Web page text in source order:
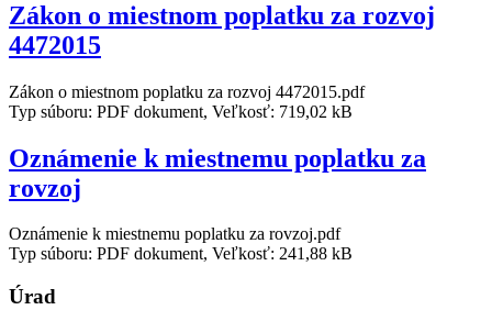
Zákon o miestnom poplatku za rozvoj
4472015
Zákon o miestnom poplatku za rozvoj 4472015.pdf
Typ súboru: PDF dokument, Veľkosť: 719,02 kB
Oznámenie k miestnemu poplatku za
rovzoj
Oznámenie k miestnemu poplatku za rovzoj.pdf
Typ súboru: PDF dokument, Veľkosť: 241,88 kB
Úrad